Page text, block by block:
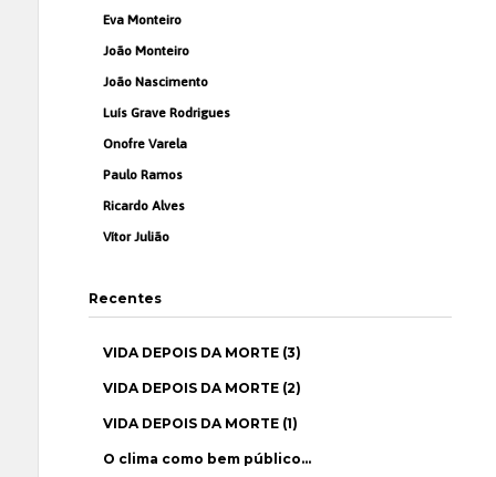
Eva Monteiro
João Monteiro
João Nascimento
Luís Grave Rodrigues
Onofre Varela
Paulo Ramos
Ricardo Alves
Vítor Julião
Recentes
VIDA DEPOIS DA MORTE (3)
VIDA DEPOIS DA MORTE (2)
VIDA DEPOIS DA MORTE (1)
O clima como bem público…